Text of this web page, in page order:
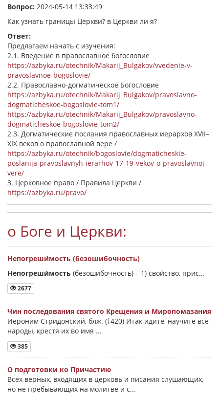
Вопрос: 2024-05-14 13:33:49
Как узнать границы Церкви? в Церкви ли я?
Ответ:
Предлагаем начать с изучения:
2.1. Введение в православное богословие
https://azbyka.ru/otechnik/Makarij_Bulgakov/vvedenie-v-
pravoslavnoe-bogoslovie/
2.2. Православно-догматическое Богословие
https://azbyka.ru/otechnik/Makarij_Bulgakov/pravoslavno-
dogmaticheskoe-bogoslovie-tom1/
https://azbyka.ru/otechnik/Makarij_Bulgakov/pravoslavno-
dogmaticheskoe-bogoslovie-tom2/
2.3. Догматические послания православных иерархов XVII–
XIX веков о православной вере /
https://azbyka.ru/otechnik/bogoslovie/dogmaticheskie-
poslanija-pravoslavnyh-ierarhov-17-19-vekov-o-pravoslavnoj-
vere/
3. Церковное право / Правила Церкви /
https://azbyka.ru/pravo/
о Боге и Церкви:
Непогреши́мость (безошибочность)
Непогреши́мость (безошибочность) – 1) свойство, прис...
2677
Чин последования святого Крещения и Миропомазания
Иероним Стридонский, блж. (†420) Итак идите, научите все
народы, крестя их во имя ...
385
О подготовки ко Причастию
Всех верных, входящих в церковь и писания слушающих,
но не пребывающих на молитве и с...